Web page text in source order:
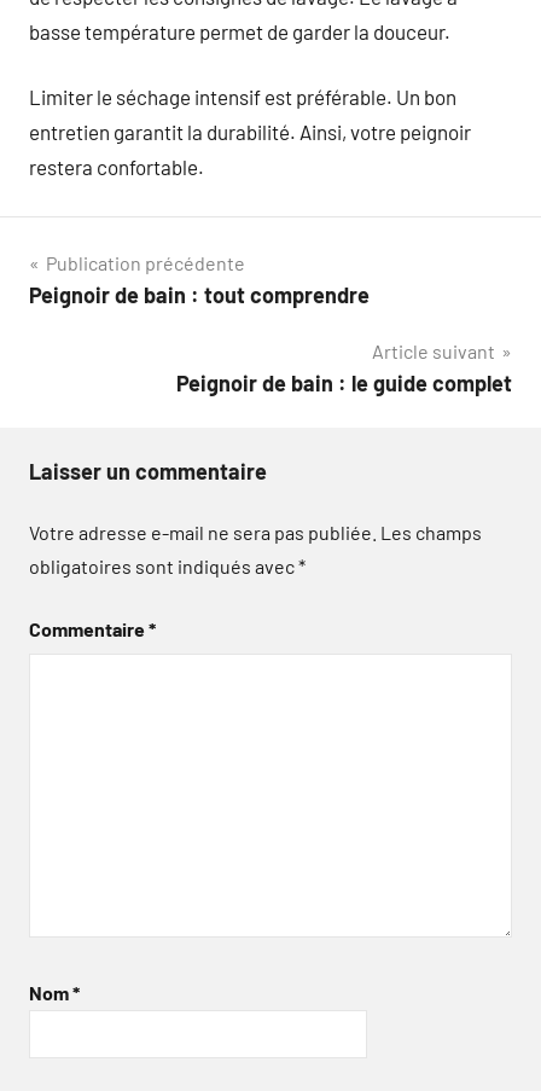
basse température permet de garder la douceur.
Limiter le séchage intensif est préférable. Un bon
entretien garantit la durabilité. Ainsi, votre peignoir
restera confortable.
Navigation
de
Publication précédente
Peignoir de bain : tout comprendre
Article suivant
Peignoir de bain : le guide complet
Laisser un commentaire
Votre adresse e-mail ne sera pas publiée. Les champs
obligatoires sont indiqués avec*
Commentaire*
Nom*